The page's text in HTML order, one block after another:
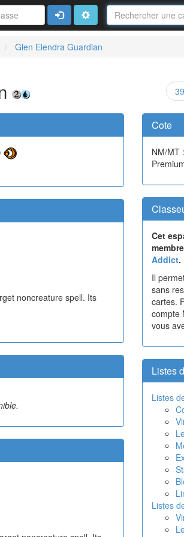
Nom
de
la
ConnexionAvancé
Glen Elendra Guardian
noncreature spell. Its
Cote
NM/MT :
Cet
Addict.
Il
sans
cartes.
compte
vous
Listes
Listes
Listes